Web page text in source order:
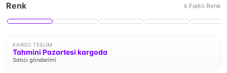
Renk 6 Farklı Renk
KARGO TESLIM
Tahmini Pazartesi kargoda
Satıcı gönderimi